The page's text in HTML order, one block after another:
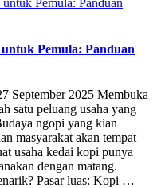
Pemula: Panduan
September 2025 Membuka
satu peluang usaha yang
ngopi yang kian
masyarakat akan tempat
usaha kedai kopi punya
dengan matang.
Pasar luas: Kopi …